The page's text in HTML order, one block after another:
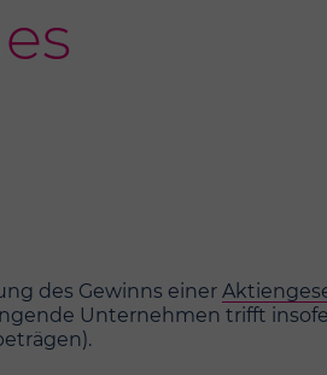
des Gewinns einer
Unternehmen trifft